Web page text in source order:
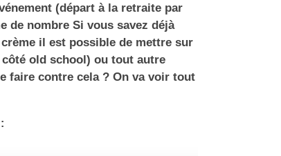
(départ à la retraite par
de nombre Si vous savez déjà
il est possible de mettre sur
old school) ou tout autre
faire contre cela ? On va voir tout